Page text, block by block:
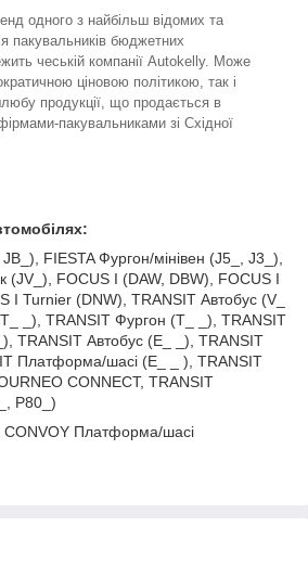
одного з найбільш відомих та
пакувальників бюджетних
чеській компанії Autokelly. Може
ціновою політикою, так і
продукції, що продається в
пакувальниками зі Східної
FIESTA Фургон/мінівен (J5_, J3_),
(JV_), FOCUS I (DAW, DBW), FOCUS I
I Turnier (DNW), TRANSIT Автобус (V_
_), TRANSIT Фургон (T_ _), TRANSIT
TRANSIT Автобус (E_ _), TRANSIT
Платформа/шасі (E_ _ ), TRANSIT
CONNECT, TRANSIT
P80_)
CONVOY Платформа/шасі